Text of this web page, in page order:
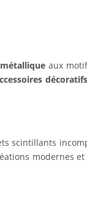
aux
décoratifs
scintillants
modernes